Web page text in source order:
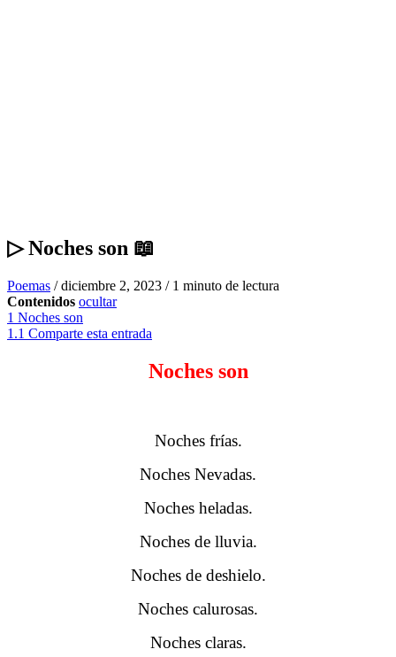
▷ Noches son 📖
Poemas /diciembre 2, 2023 / 1 minuto de lectura
Contenidos ocultar
1 Noches son
1.1 Comparte esta entrada
Noches son
Noches frías.
Noches Nevadas.
Noches heladas.
Noches de lluvia.
Noches de deshielo.
Noches calurosas.
Noches claras.